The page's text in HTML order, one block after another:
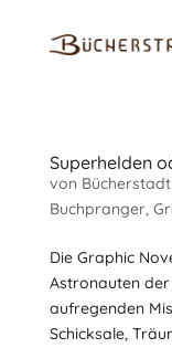
Superhelden
von
Buchpranger,
Die Graphic
Astronauten
aufregenden
Schicksale,